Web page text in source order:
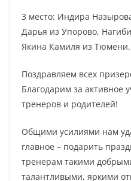
3 место: Индира
Дарья из Упорово,
Якина Камиля из Тюмени.
Поздравляем всех
Благодарим за активное
тренеров и родителей!
Общими усилиями нам
главное – подарить
тренерам такими
талантливыми, яркими